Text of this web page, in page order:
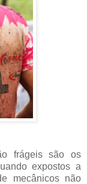
frágeis são os
expostos a
mecânicos não